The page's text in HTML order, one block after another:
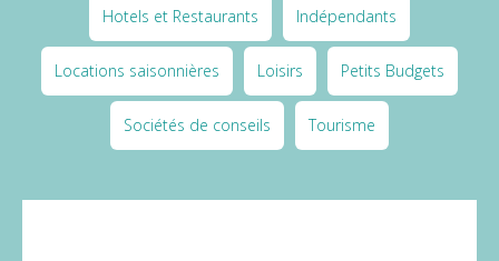
Hotels et Restaurants Indépendants
Locations saisonnières Loisirs Petits Budgets
Sociétés de conseils Tourisme